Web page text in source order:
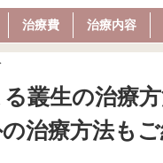
治療費 治療内容
叢生の治療
治療方法も